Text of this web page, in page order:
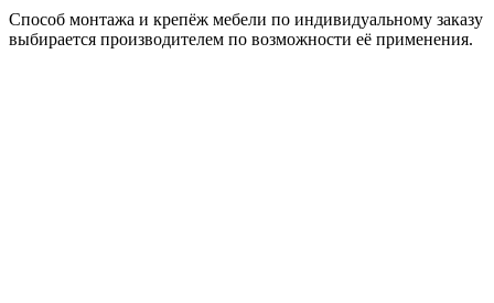
Способ монтажа и крепёж мебели по индивидуальному заказу
выбирается производителем по возможности её применения.